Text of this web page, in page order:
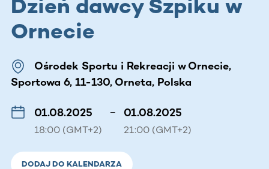
Dzień dawcy Szpiku w
Ornecie
Ośrodek Sportu i Rekreacji w Ornecie,
Sportowa 6, 11-130, Orneta, Polska
01.08.2025
18:00 (GMT+2)
– 01.08.2025
21:00 (GMT+2)
DODAJ DO KALENDARZA